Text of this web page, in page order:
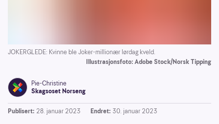
JOKERGLEDE: Kvinne ble Joker-millionær lørdag kveld.
Illustrasjonsfoto: Adobe Stock/Norsk Tipping
Pie-Christine
Skagsoset Norseng
Publisert: 28. januar 2023 Endret: 30. januar 2023